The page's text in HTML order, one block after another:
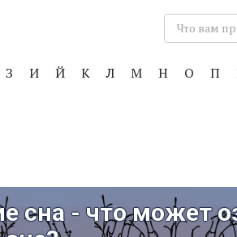
Поиск:
З И Й К Л М Н О П
сна - что может